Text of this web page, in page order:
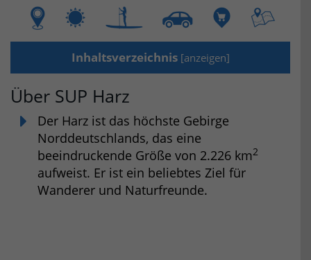
Inhaltsverzeichnis [anzeigen]
Über SUP Harz
Der Harz ist das höchste Gebirge
Norddeutschlands, das eine
beeindruckende Größe von 2.226 km2
aufweist. Er ist ein beliebtes Ziel für
Wanderer und Naturfreunde.